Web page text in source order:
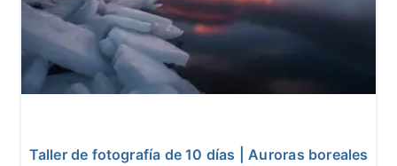
Taller de fotografía de 10 días | Auroras boreales